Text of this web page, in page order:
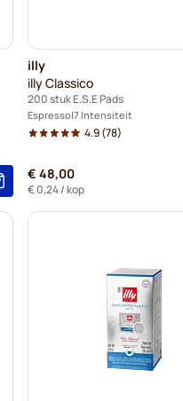
illy
illy Classico
200 stuk E.S.E Pads
Espresso 7 Intensiteit
4.9(78)
€ 48,00
€ 0,24/ kop